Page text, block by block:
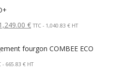
€ TTC - 1,040.83 € HT
fourgon COMBEE ECO
- 665.83 € HT